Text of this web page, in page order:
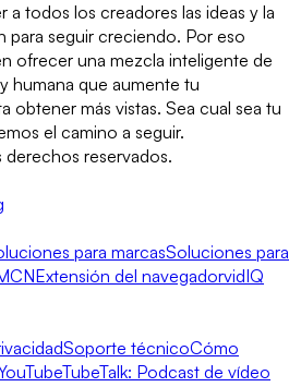
a todos los creadores las ideas y la
para seguir creciendo. Por eso
ofrecer una mezcla inteligente de
humana que aumente tu
obtener más vistas. Sea cual sea tu
el camino a seguir.
derechos reservados.
para marcasSoluciones para
Extensión del navegadorvidIQ
Soporte técnicoCómo
TubeTalk: Podcast de vídeo